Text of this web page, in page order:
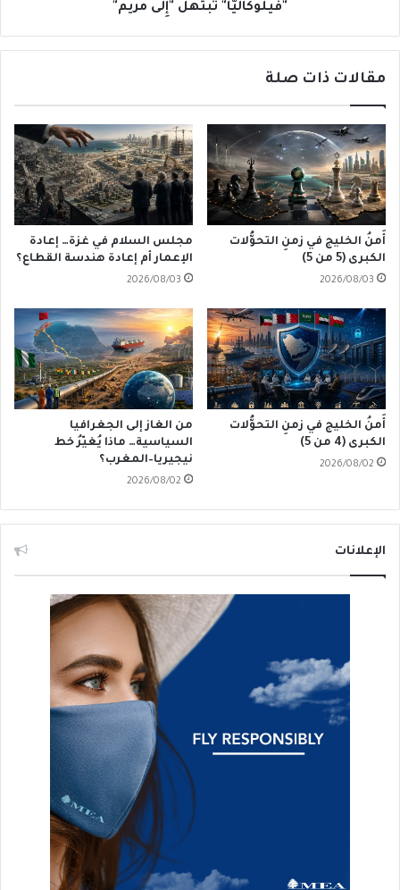
"فيلوكاليَّا" تبتهل "إِلى مريم"
مقالات ذات صلة
أَمنُ الخليج في زمنِ التحوُّلات
الكبرى (5 من 5)
2026/08/03
مجلس السلام في غزة… إعادة
الإعمار أم إعادة هندسة القطاع؟
2026/08/03
أَمنُ الخليج في زمنِ التحوُّلات
الكبرى (4 من 5)
2026/08/02
من الغاز إلى الجغرافيا
السياسية… ماذا يُغيّرُ خط
نيجيريا–المغرب؟
2026/08/02
الإعلانات